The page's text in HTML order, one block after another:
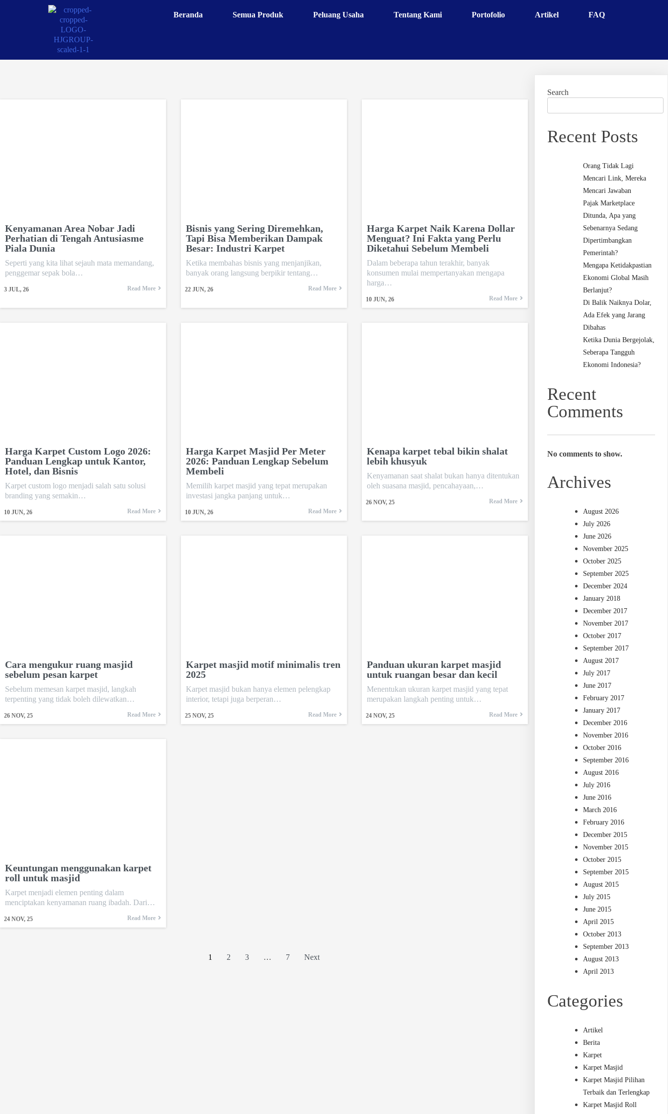
Beranda Semua Produk Peluang Usaha Tentang Kami Portofolio Artikel FAQ
Kenyamanan Area Nobar Jadi
Perhatian di Tengah Antusiasme
Piala Dunia
3 JUL, 26
Seperti yang kita lihat sejauh mata memandang,
penggemar sepak bola…
Read More
Bisnis yang Sering Diremehkan,
Tapi Bisa Memberikan Dampak
Besar: Industri Karpet
22 JUN, 26
Ketika membahas bisnis yang menjanjikan,
banyak orang langsung berpikir tentang…
Read More
Harga Karpet Naik Karena Dollar
Menguat? Ini Fakta yang Perlu
Diketahui Sebelum Membeli
10 JUN, 26
Dalam beberapa tahun terakhir, banyak
konsumen mulai mempertanyakan mengapa
harga…
Read More
Harga Karpet Custom Logo 2026:
Panduan Lengkap untuk Kantor,
Hotel, dan Bisnis
10 JUN, 26
Karpet custom logo menjadi salah satu solusi
branding yang semakin…
Read More
Harga Karpet Masjid Per Meter
2026: Panduan Lengkap Sebelum
Membeli
10 JUN, 26
Memilih karpet masjid yang tepat merupakan
investasi jangka panjang untuk…
Read More
Kenapa karpet tebal bikin shalat
lebih khusyuk
26 NOV, 25
Kenyamanan saat shalat bukan hanya ditentukan
oleh suasana masjid, pencahayaan,…
Read More
Cara mengukur ruang masjid
sebelum pesan karpet
26 NOV, 25
Sebelum memesan karpet masjid, langkah
terpenting yang tidak boleh dilewatkan…
Read More
Karpet masjid motif minimalis tren
2025
25 NOV, 25
Karpet masjid bukan hanya elemen pelengkap
interior, tetapi juga berperan…
Read More
Panduan ukuran karpet masjid
untuk ruangan besar dan kecil
24 NOV, 25
Menentukan ukuran karpet masjid yang tepat
merupakan langkah penting untuk…
Read More
Keuntungan menggunakan karpet
roll untuk masjid
24 NOV, 25
Karpet menjadi elemen penting dalam
menciptakan kenyamanan ruang ibadah. Dari…
Read More
1 2 3 … 7 Next
Search
Recent Posts
Orang Tidak Lagi
Mencari Link, Mereka
Mencari Jawaban
Pajak Marketplace
Ditunda, Apa yang
Sebenarnya Sedang
Dipertimbangkan
Pemerintah?
Mengapa Ketidakpastian
Ekonomi Global Masih
Berlanjut?
Di Balik Naiknya Dolar,
Ada Efek yang Jarang
Dibahas
Ketika Dunia Bergejolak,
Seberapa Tangguh
Ekonomi Indonesia?
Recent
Comments
No comments to show.
Archives
August 2026
July 2026
June 2026
November 2025
October 2025
September 2025
December 2024
January 2018
December 2017
November 2017
October 2017
September 2017
August 2017
July 2017
June 2017
February 2017
January 2017
December 2016
November 2016
October 2016
September 2016
August 2016
July 2016
June 2016
March 2016
February 2016
December 2015
November 2015
October 2015
September 2015
August 2015
July 2015
June 2015
April 2015
October 2013
September 2013
August 2013
April 2013
Categories
Artikel
Berita
Karpet
Karpet Masjid
Karpet Masjid Pilihan
Terbaik dan Terlengkap
Karpet Masjid Roll